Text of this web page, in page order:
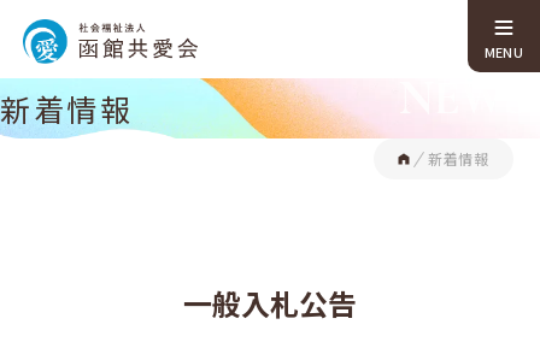
新着情報
新着情報
一般入札公告